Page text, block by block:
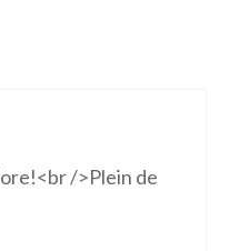
/>Plein de